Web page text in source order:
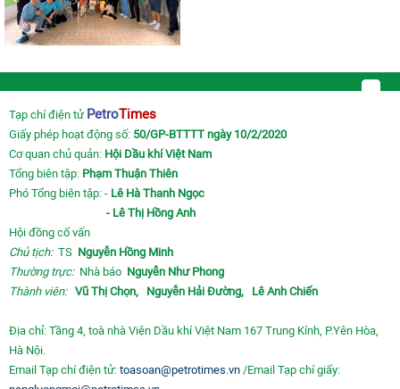
Tạp chí điện tử PetroTimes
Giấy phép hoạt động số: 50/GP-BTTTT ngày 10/2/2020
Cơ quan chủ quản: Hội Dầu khí Việt Nam
Tổng biên tập: Phạm Thuận Thiên
Phó Tổng biên tập: - Lê Hà Thanh Ngọc
- Lê Thị Hồng Anh
Hội đồng cố vấn
Chủ tịch:TS Nguyễn Hồng Minh
Thường trực: Nhà báo Nguyễn Như Phong
Thành viên: Vũ Thị Chọn, Nguyễn Hải Đường, Lê Anh Chiến
Địa chỉ: Tầng 4, toà nhà Viện Dầu khí Việt Nam 167 Trung Kính, P.Yên Hòa,
Hà Nội.
Email Tạp chí điện tử: toasoan@petrotimes.vn /Email Tạp chí giấy: